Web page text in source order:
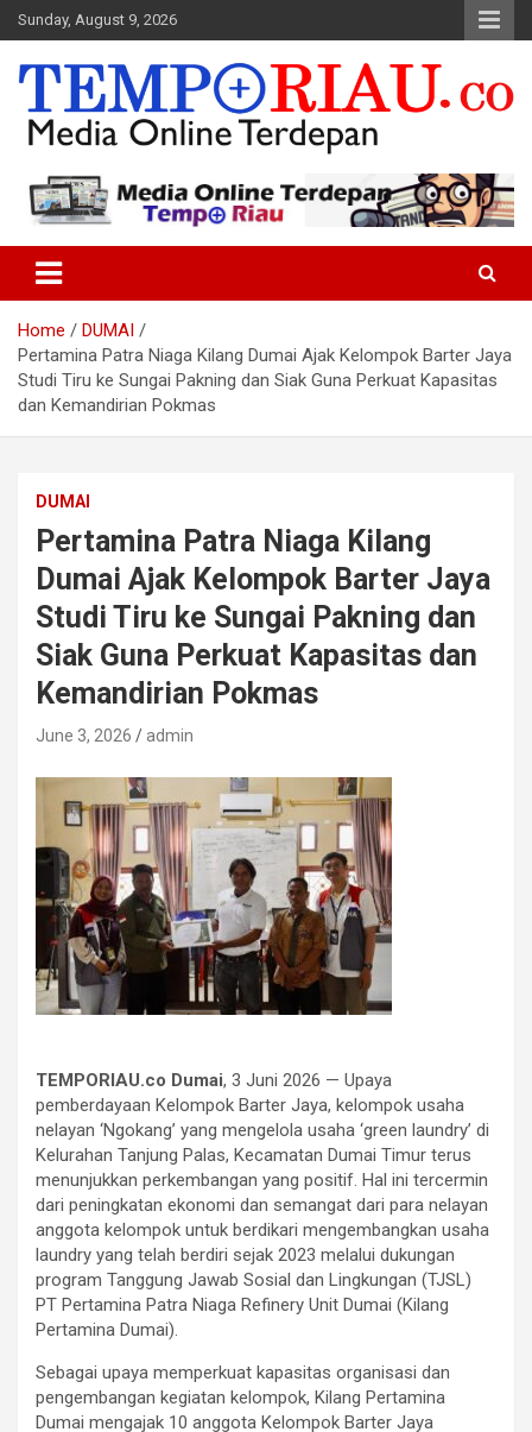
Skip
to
content
Sunday, August 9, 2026
Tempo Riau
Home
DUMAI
Pertamina Patra Niaga Kilang Dumai Ajak Kelompok Barter Jaya
Studi Tiru ke Sungai Pakning dan Siak Guna Perkuat Kapasitas
dan Kemandirian Pokmas
DUMAI
Pertamina Patra Niaga Kilang
Dumai Ajak Kelompok Barter Jaya
Studi Tiru ke Sungai Pakning dan
Siak Guna Perkuat Kapasitas dan
Kemandirian Pokmas
June 3, 2026 admin
TEMPORIAU.co Dumai, 3 Juni 2026 — Upaya
pemberdayaan Kelompok Barter Jaya, kelompok usaha
nelayan ‘Ngokang’ yang mengelola usaha ‘green laundry’ di
Kelurahan Tanjung Palas, Kecamatan Dumai Timur terus
menunjukkan perkembangan yang positif. Hal ini tercermin
dari peningkatan ekonomi dan semangat dari para nelayan
anggota kelompok untuk berdikari mengembangkan usaha
laundry yang telah berdiri sejak 2023 melalui dukungan
program Tanggung Jawab Sosial dan Lingkungan (TJSL)
PT Pertamina Patra Niaga Refinery Unit Dumai (Kilang
Pertamina Dumai).
Sebagai upaya memperkuat kapasitas organisasi dan
pengembangan kegiatan kelompok, Kilang Pertamina
Dumai mengajak 10 anggota Kelompok Barter Jaya